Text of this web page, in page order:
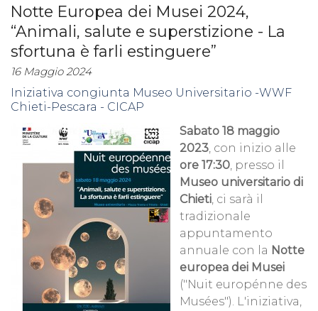
Notte Europea dei Musei 2024,
“Animali, salute e superstizione - La
sfortuna è farli estinguere”
16 Maggio 2024
Iniziativa congiunta Museo Universitario -WWF
Chieti-Pescara - CICAP
Sabato 18 maggio
2023, con inizio alle
ore 17:30, presso il
Museo universitario di
Chieti, ci sarà il
tradizionale
appuntamento
annuale con la Notte
europea dei Musei
("Nuit europénne des
Musées"). L'iniziativa,